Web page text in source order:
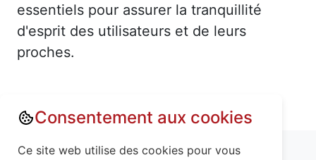
essentiels pour assurer la tranquillité
d'esprit des utilisateurs et de leurs
proches.
Annuaire : Monte escalier
Seine-Maritime (76)
Consentement aux cookies
Ce site web utilise des cookies pour vous